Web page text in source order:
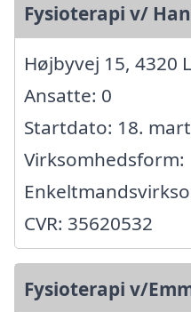
Fysioterapi v/
Højbyvej 15, 4320
Ansatte: 0
Startdato: 18.
Virksomhedsform:
CVR: 35620532
Fysioterapi v/